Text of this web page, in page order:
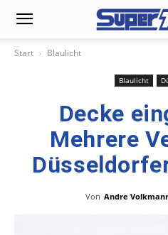
Start Blaulicht
Blaulicht
Decke
Mehrere
Von Andre